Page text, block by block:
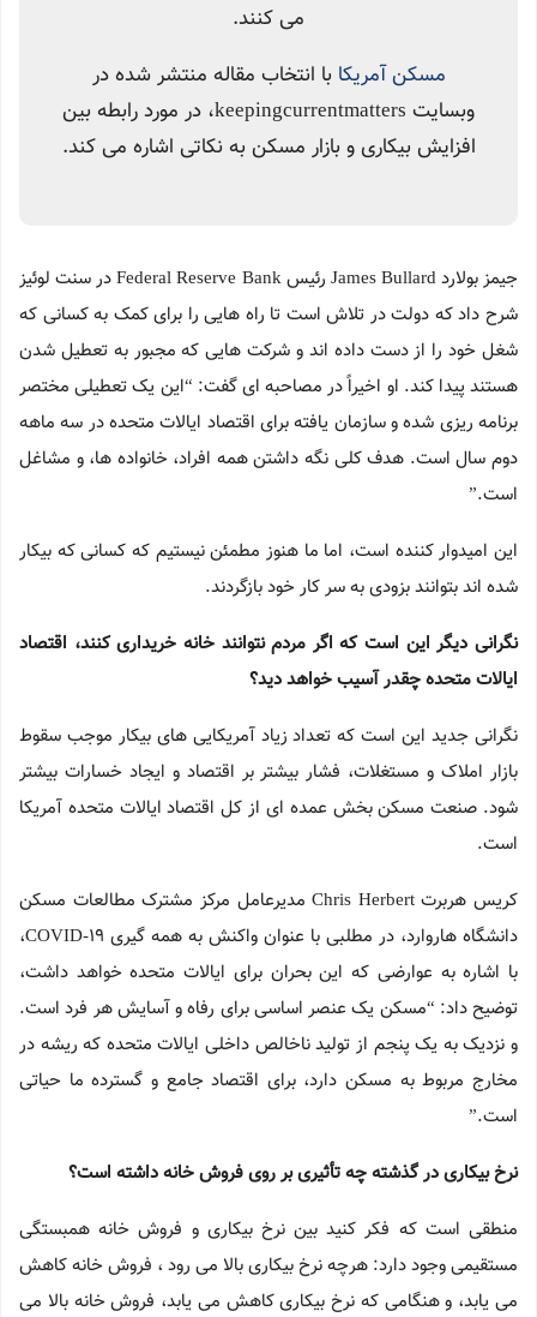
می کنند.
مسکن آمریکا با انتخاب مقاله منتشر شده در
وبسایت keepingcurrentmatters، در مورد رابطه بین
افزایش بیکاری و بازار مسکن به نکاتی اشاره می کند.
جیمز بولارد James Bullard رئیس Federal Reserve Bank در سنت لوئیز
شرح داد که دولت در تلاش است تا راه هایی را برای کمک به کسانی که
شغل خود را از دست داده اند و شرکت هایی که مجبور به تعطیل شدن
هستند پیدا کند. او اخیراً در مصاحبه ای گفت: “این یک تعطیلی مختصر
برنامه ریزی شده و سازمان یافته برای اقتصاد ایالات متحده در سه ماهه
دوم سال است. هدف کلی نگه داشتن همه افراد، خانواده ها، و مشاغل
است.”
این امیدوار کننده است، اما ما هنوز مطمئن نیستیم که کسانی که بیکار
شده اند بتوانند بزودی به سر کار خود بازگردند.
نگرانی دیگر این است که اگر مردم نتوانند خانه خریداری کنند، اقتصاد
ایالات متحده چقدر آسیب خواهد دید؟
نگرانی جدید این است که تعداد زیاد آمریکایی های بیکار موجب سقوط
بازار املاک و مستغلات، فشار بیشتر بر اقتصاد و ایجاد خسارات بیشتر
شود. صنعت مسکن بخش عمده ای از کل اقتصاد ایالات متحده آمریکا
است.
کریس هربرت Chris Herbert مدیرعامل مرکز مشترک مطالعات مسکن
دانشگاه هاروارد، در مطلبی با عنوان واکنش به همه گیری COVID-19،
با اشاره به عوارضی که این بحران برای ایالات متحده خواهد داشت،
توضیح داد: “مسکن یک عنصر اساسی برای رفاه و آسایش هر فرد است.
و نزدیک به یک پنجم از تولید ناخالص داخلی ایالات متحده که ریشه در
مخارج مربوط به مسکن دارد، برای اقتصاد جامع و گسترده ما حیاتی
است.”
نرخ بیکاری در گذشته چه تأثیری بر روی فروش خانه داشته است؟
منطقی است که فکر کنید بین نرخ بیکاری و فروش خانه همبستگی
مستقیمی وجود دارد: هرچه نرخ بیکاری بالا می رود ، فروش خانه کاهش
می یابد، و هنگامی که نرخ بیکاری کاهش می یابد، فروش خانه بالا می